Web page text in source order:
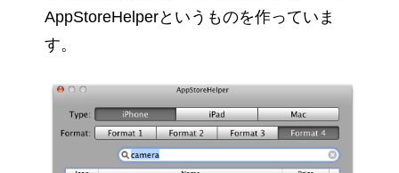
AppStoreHelperというものを作っていま
す。